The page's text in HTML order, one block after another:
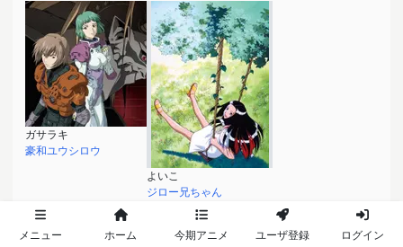
ガサラキ
豪和ユウシロウ
よいこ
ジロー兄ちゃん
1997
メニュー ホーム 今期アニメ ユーザ登録 ログイン